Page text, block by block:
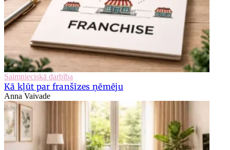
Saimnieciskā darbība
Kā kļūt par franšīzes ņēmēju
Anna Vaivade